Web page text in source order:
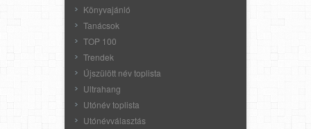
Könyvajánló
Tanácsok
TOP 100
Trendek
Újszülött név toplista
Ultrahang
Utónév toplista
Utónévválasztás